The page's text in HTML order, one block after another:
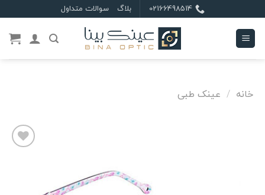
to
content
02166498514 بلاگ سوالات متداول
خانه / عینک طبی